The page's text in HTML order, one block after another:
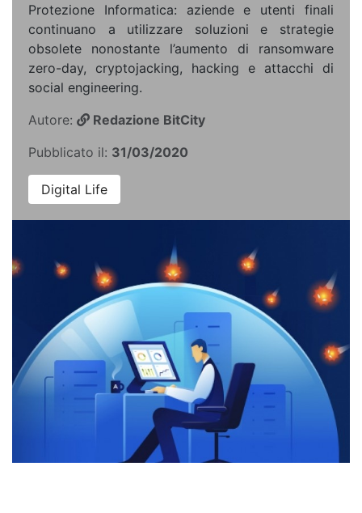
Protezione Informatica: aziende e utenti finali
continuano a utilizzare soluzioni e strategie
obsolete nonostante l’aumento di ransomware
zero-day, cryptojacking, hacking e attacchi di
social engineering.
Autore:
Redazione BitCity
Pubblicato il: 31/03/2020
Digital Life